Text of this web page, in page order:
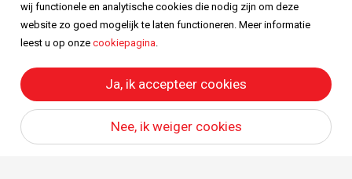
All right reserved © Vredo 2026.
Sitemap
wij functionele en analytische cookies die nodig zijn om deze
website zo goed mogelijk te laten functioneren. Meer informatie
leest u op onze cookiepagina.
Ja, ik accepteer cookies
Nee, ik weiger cookies